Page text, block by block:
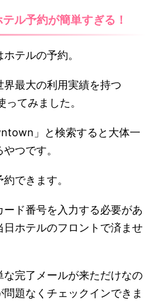
ル予約が簡単すぎる！
テルの予約。
最大の利用実績を持つ
ってみました。
」と検索すると大体一
つです。
できます。
ド番号を入力する必要があ
日ホテルのフロントで済ませ
完了メールが来ただけなの
題なくチェックインできま